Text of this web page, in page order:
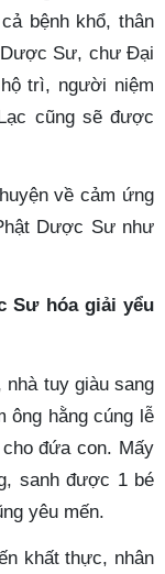
bệnh khổ, thân
Sư, chư Đại
trì, người niệm
cũng sẽ được
về cảm ứng
Dược Sư như
Sư hóa giải yểu
tuy giàu sang
ông hằng cúng lễ
đứa con. Mấy
sanh được 1 bé
yêu mến.
khất thực, nhân